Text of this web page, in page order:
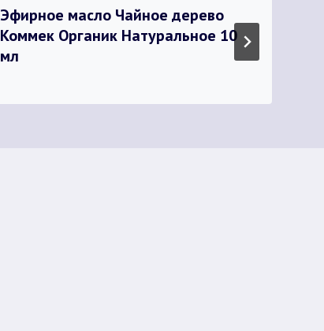
Эфирное масло Чайное дерево
Коммек Органик Натуральное 10
мл